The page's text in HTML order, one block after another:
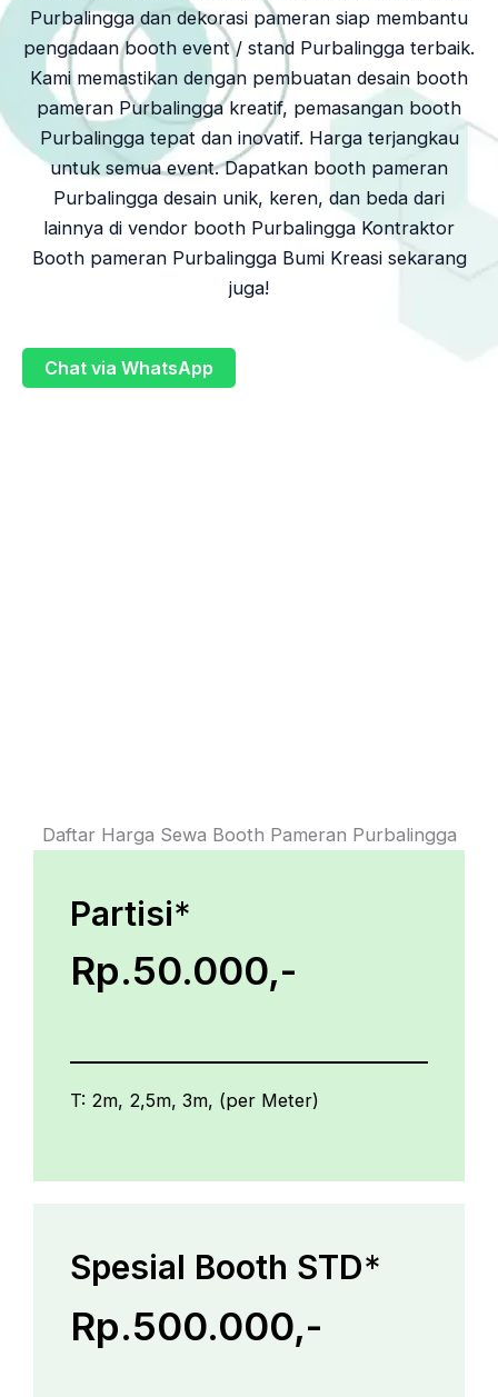
Purbalingga dan dekorasi pameran siap membantu
pengadaan booth event / stand Purbalingga terbaik.
Kami memastikan dengan pembuatan desain booth
pameran Purbalingga kreatif, pemasangan booth
Purbalingga tepat dan inovatif. Harga terjangkau
untuk semua event. Dapatkan booth pameran
Purbalingga desain unik, keren, dan beda dari
lainnya di vendor booth Purbalingga Kontraktor
Booth pameran Purbalingga Bumi Kreasi sekarang
juga!
Chat via WhatsApp
Daftar Harga Sewa Booth Pameran Purbalingga
Partisi*
Rp.50.000,-
T: 2m, 2,5m, 3m, (per Meter)
Spesial Booth STD*
Rp.500.000,-